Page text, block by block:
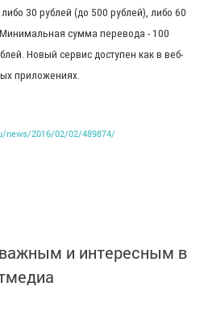
30 рублей (до 500 рублей), либо 60
сумма перевода - 100
Новый сервис доступен как в веб-
приложениях.
news/2016/02/02/489874/
и интересным в